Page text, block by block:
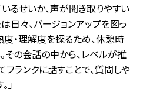
るせいか、声が聞き取りやすい
日々、バージョンアップを図っ
・理解度を探るため、休憩時
その会話の中から、レベルが推
フランクに話すことで、質問しや
」